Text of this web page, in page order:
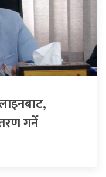
गर्ने